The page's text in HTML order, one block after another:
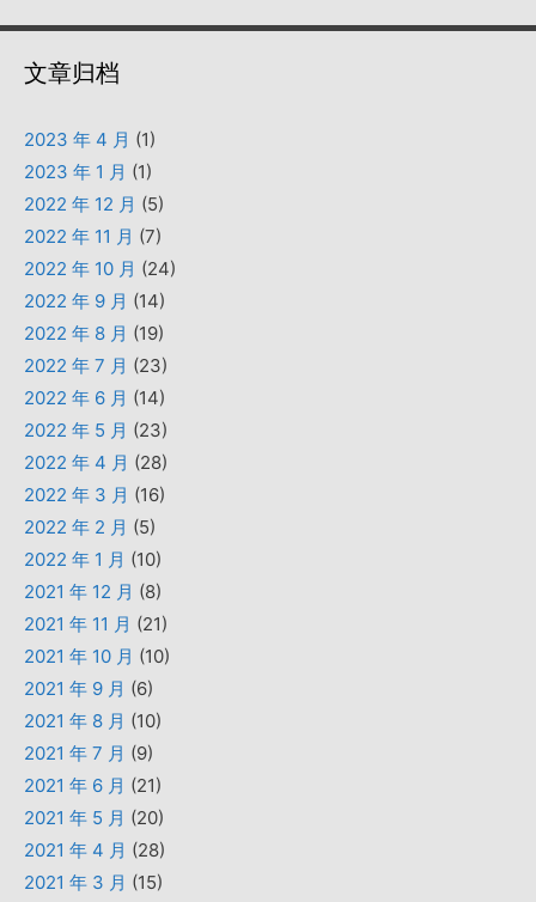
文章归档
2023 年 4 月 (1)
2023 年 1 月 (1)
2022 年 12 月 (5)
2022 年 11 月 (7)
2022 年 10 月 (24)
2022 年 9 月 (14)
2022 年 8 月 (19)
2022 年 7 月 (23)
2022 年 6 月 (14)
2022 年 5 月 (23)
2022 年 4 月 (28)
2022 年 3 月 (16)
2022 年 2 月 (5)
2022 年 1 月 (10)
2021 年 12 月 (8)
2021 年 11 月 (21)
2021 年 10 月 (10)
2021 年 9 月 (6)
2021 年 8 月 (10)
2021 年 7 月 (9)
2021 年 6 月 (21)
2021 年 5 月 (20)
2021 年 4 月 (28)
2021 年 3 月 (15)